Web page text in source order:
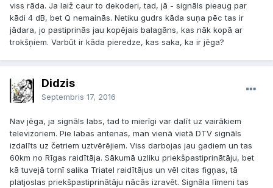
viss rāda. Ja laiž caur to dekoderi, tad, jā - signāls pieaug par
kādi 4 dB, bet Q nemainās. Netiku gudrs kāda suņa pēc tas ir
jādara, jo pastiprinās jau kopējais balagāns, kas nāk kopā ar
trokšņiem. Varbūt ir kāda pieredze, kas saka, ka ir jēga?
Didzis
Septembris 17, 2016
Nav jēga, ja signāls labs, tad to mierīgi var dalīt uz vairākiem
televizoriem. Pie labas antenas, man vienā vietā DTV signāls
izdalīts uz četriem uztvērējiem. Viss darbojas jau gadiem un tas
60km no Rīgas raidītāja. Sākumā uzliku priekšpastiprinātāju, bet
kā tuvejā tornī salika Triatel raidītājus un vēl citas figņas, tā
platjoslas priekšpastiprinātāju nācās izravēt. Signāla līmeni tas